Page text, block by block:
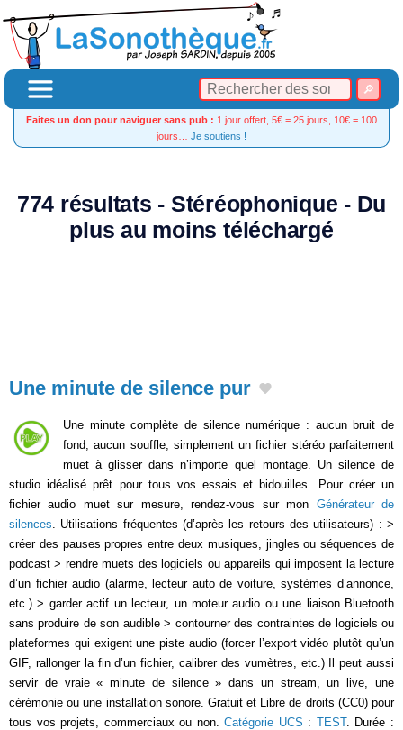
Faites un don pour naviguer sans pub : 1 jour offert, 5€ = 25 jours, 10€ = 100
jours… Je soutiens !
774 résultats - Stéréophonique - Du
plus au moins téléchargé
Une minute de silence pur
Une minute complète de silence numérique : aucun bruit de
fond, aucun souffle, simplement un fichier stéréo parfaitement
muet à glisser dans n’importe quel montage. Un silence de
studio idéalisé prêt pour tous vos essais et bidouilles. Pour créer un
fichier audio muet sur mesure, rendez-vous sur mon Générateur de
silences . Utilisations fréquentes (d’après les retours des utilisateurs) : >
créer des pauses propres entre deux musiques, jingles ou séquences de
podcast > rendre muets des logiciels ou appareils qui imposent la lecture
d’un fichier audio (alarme, lecteur auto de voiture, systèmes d’annonce,
etc.) > garder actif un lecteur, un moteur audio ou une liaison Bluetooth
sans produire de son audible > contourner des contraintes de logiciels ou
plateformes qui exigent une piste audio (forcer l’export vidéo plutôt qu’un
GIF, rallonger la fin d’un fichier, calibrer des vumètres, etc.) Il peut aussi
servir de vraie « minute de silence » dans un stream, un live, une
cérémonie ou une installation sonore. Gratuit et Libre de droits (CC0) pour
tous vos projets, commerciaux ou non.Catégorie UCS : TEST. Durée :